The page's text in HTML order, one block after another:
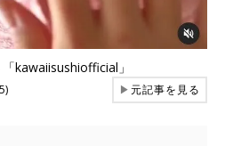
kawaiisushiofficial」
▶元記事を見る